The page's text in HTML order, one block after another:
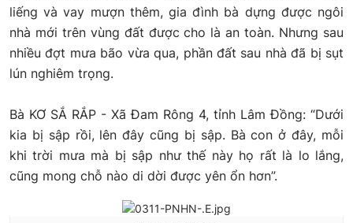
liếng và vay mượn thêm, gia đình bà dựng được ngôi
nhà mới trên vùng đất được cho là an toàn. Nhưng sau
nhiều đợt mưa bão vừa qua, phần đất sau nhà đã bị sụt
lún nghiêm trọng.
Bà KƠ SẮ RẮP - Xã Đam Rông 4, tỉnh Lâm Đồng: “Dưới
kia bị sập rồi, lên đây cũng bị sập. Bà con ở đây, mỗi
khi trời mưa mà bị sập như thế này họ rất là lo lắng,
cũng mong chỗ nào di dời được yên ổn hơn”.